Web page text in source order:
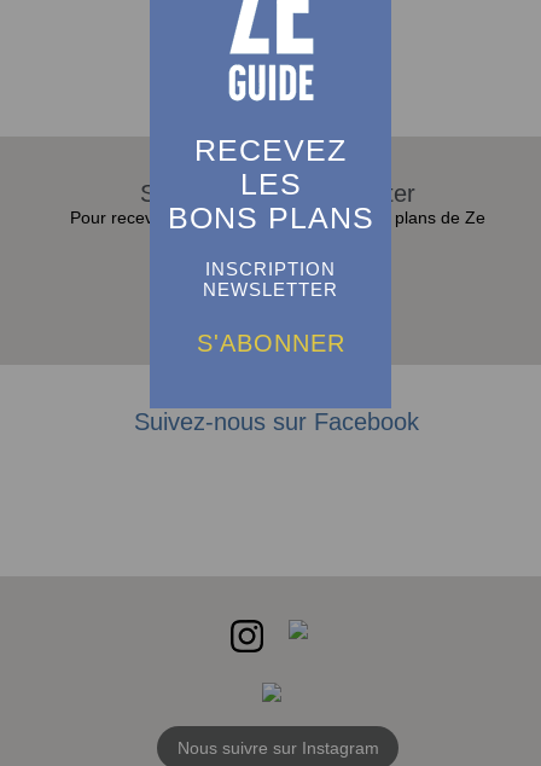
RECEVEZ
LES
BONS PLANS
INSCRIPTION
NEWSLETTER
S'ABONNER
Voir plus d'adresses
S'abonner à la Newsletter
Pour recevoir toutes les actualités et bons plans de Ze
Suivez-nous sur Facebook
Nous suivre sur Instagram